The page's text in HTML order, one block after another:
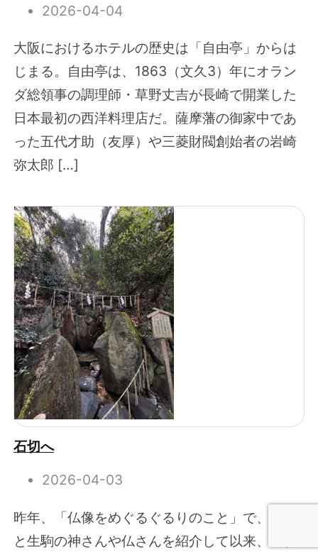
2026-04-04
大阪におけるホテルの歴史は「自由亭」からは
じまる。自由亭は、1863（文久3）年にオラン
ダ総領事の調理師・草野丈吉が長崎で開業した
日本最初の西洋料理店だ。薩摩藩の御家中であ
った五代才助（友厚）や三菱財閥創始者の岩崎
弥太郎 […]
石切へ
2026-04-03
昨年、「仏像をめぐるぐるりのこと」で、石切
と生駒の神さんや仏さんを紹介して以来、石切